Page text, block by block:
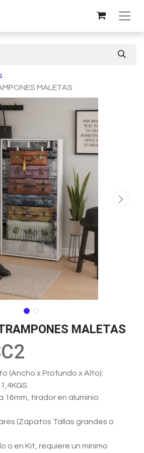
MALETAS
MALETAS
(Ancho x Profundo x Alto):
16mm, tirador en aluminio
(Zapatos Tallas grandes o
o en Kit, requiere un mínimo